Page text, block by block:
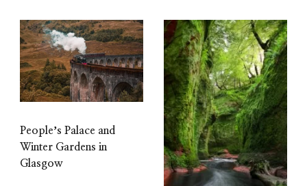
Peopleʼs Palace and
Winter Gardens in
Glasgow